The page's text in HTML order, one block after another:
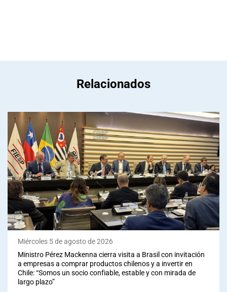
Relacionados
Miércoles 5 de agosto de 2026
Ministro Pérez Mackenna cierra visita a Brasil con invitación
a empresas a comprar productos chilenos y a invertir en
Chile: “Somos un socio confiable, estable y con mirada de
largo plazo”